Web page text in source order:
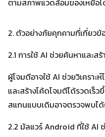
ตามสภาพแวดล้อมของเหยื่อ
2. ตัวอย่างภัยคุกคามที่เกี่ยวข้
2.1 การใช้ AI ช่วยค้นหาและส
ผู้โจมตีอาจใช้ AI ช่วยวิเครา
และสร้างโค้ดโจมตีได้รวดเร็ว
สแกนแบบเดิมอาจตรวจพบไ
2.2 มัลแวร์ Android ที่ใช้ AI